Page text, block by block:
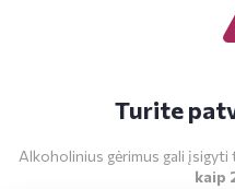
Turite
Alkoholinius gėrimus gali įsigyti
kaip